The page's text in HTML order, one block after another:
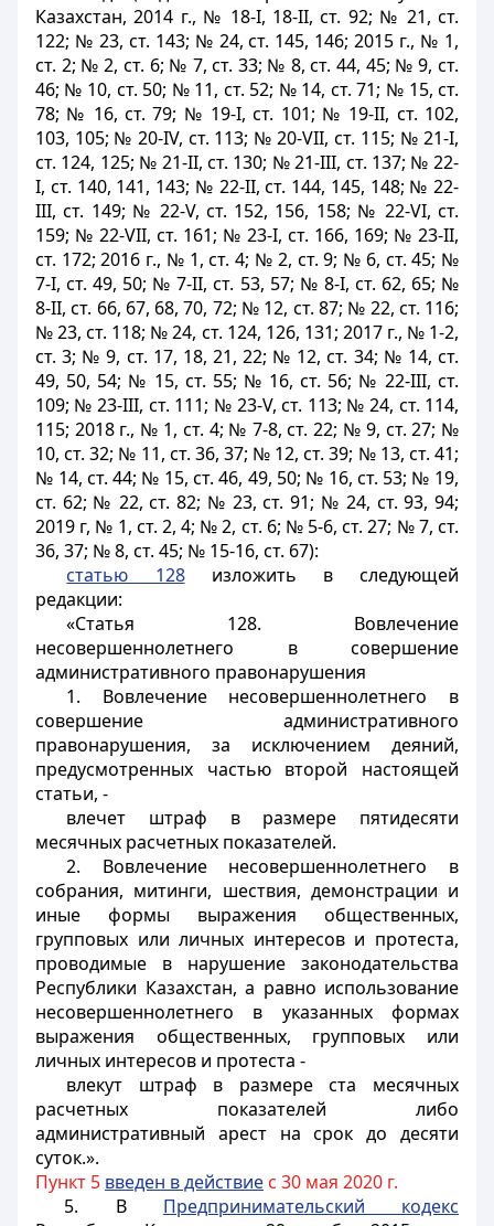
Казахстан, 2014 г., № 18-I, 18-II, ст. 92; № 21, ст.
122; № 23, ст. 143; № 24, ст. 145, 146; 2015 г., № 1,
ст. 2; № 2, ст. 6; № 7, ст. 33; № 8, ст. 44, 45; № 9, ст.
46; № 10, ст. 50; № 11, ст. 52; № 14, ст. 71; № 15, ст.
78; № 16, ст. 79; № 19-I, ст. 101; № 19-II, ст. 102,
103, 105; № 20-IV, ст. 113; № 20-VII, ст. 115; № 21-I,
ст. 124, 125; № 21-II, ст. 130; № 21-III, ст. 137; № 22-
I, ст. 140, 141, 143; № 22-II, ст. 144, 145, 148; № 22-
III, ст. 149; № 22-V, ст. 152, 156, 158; № 22-VI, ст.
159; № 22-VII, ст. 161; № 23-I, ст. 166, 169; № 23-II,
ст. 172; 2016 г., № 1, ст. 4; № 2, ст. 9; № 6, ст. 45; №
7-I, ст. 49, 50; № 7-II, ст. 53, 57; № 8-I, ст. 62, 65; №
8-II, ст. 66, 67, 68, 70, 72; № 12, ст. 87; № 22, ст. 116;
№ 23, ст. 118; № 24, ст. 124, 126, 131; 2017 г., № 1-2,
ст. 3; № 9, ст. 17, 18, 21, 22; № 12, ст. 34; № 14, ст.
49, 50, 54; № 15, ст. 55; № 16, ст. 56; № 22-III, ст.
109; № 23-III, ст. 111; № 23-V, ст. 113; № 24, ст. 114,
115; 2018 г., № 1, ст. 4; № 7-8, ст. 22; № 9, ст. 27; №
10, ст. 32; № 11, ст. 36, 37; № 12, ст. 39; № 13, ст. 41;
№ 14, ст. 44; № 15, ст. 46, 49, 50; № 16, ст. 53; № 19,
ст. 62; № 22, ст. 82; № 23, ст. 91; № 24, ст. 93, 94;
2019 г, № 1, ст. 2, 4; № 2, ст. 6; № 5-6, ст. 27; № 7, ст.
36, 37; № 8, ст. 45; № 15-16, ст. 67):
статью 128изложить в следующей
редакции:
«Статья 128. Вовлечение
несовершеннолетнего в совершение
административного правонарушения
1. Вовлечение несовершеннолетнего в
совершение административного
правонарушения, за исключением деяний,
предусмотренных частью второй настоящей
статьи, -
влечет штраф в размере пятидесяти
месячных расчетных показателей.
2. Вовлечение несовершеннолетнего в
собрания, митинги, шествия, демонстрации и
иные формы выражения общественных,
групповых или личных интересов и протеста,
проводимые в нарушение законодательства
Республики Казахстан, а равно использование
несовершеннолетнего в указанных формах
выражения общественных, групповых или
личных интересов и протеста -
влекут штраф в размере ста месячных
расчетных показателей либо
административный арест на срок до десяти
суток.».
Пункт 5 введен в действие с 30 мая 2020 г.
5. В Предпринимательский кодекс